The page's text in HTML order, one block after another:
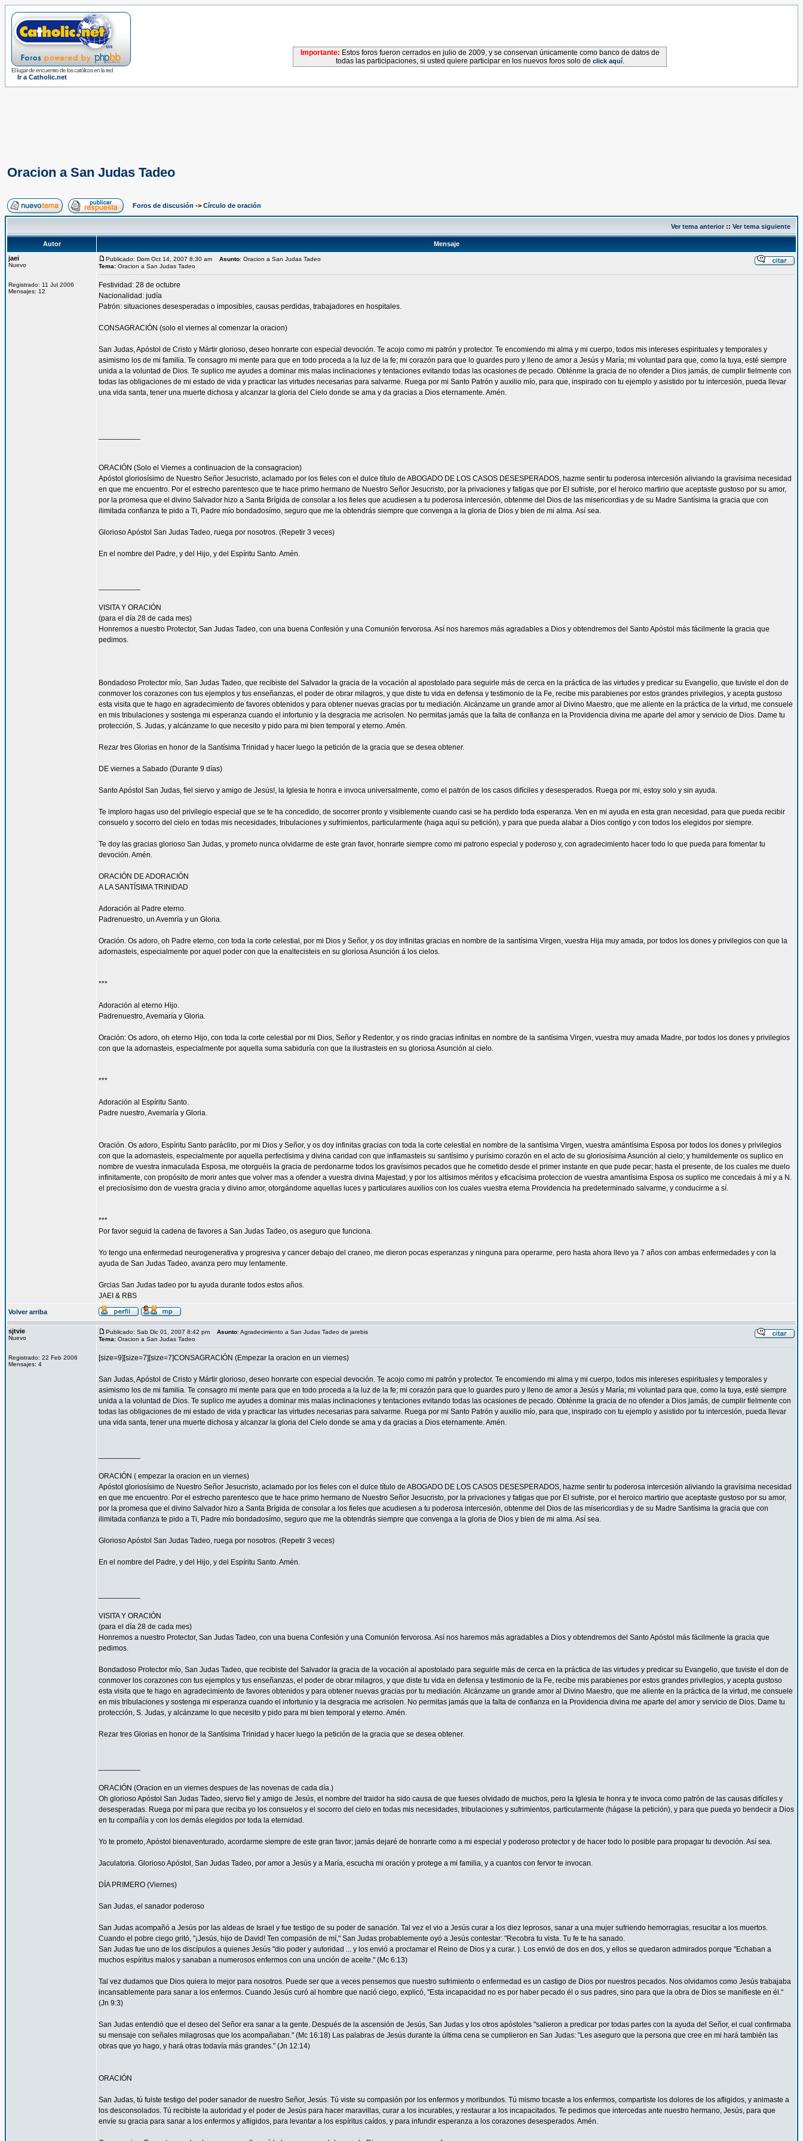
El lugar de encuentro de los católicos en la red
Ir a Catholic.net
Importante: Estos foros fueron cerrados en julio de 2009, y se conservan únicamente como banco de datos de
todas las participaciones, si usted quiere participar en los nuevos foros solo de click aquí.
Oracion a San Judas Tadeo
Foros de discusión -> Círculo de oración
Ver tema anterior:: Ver tema siguiente
Autor
Mensaje
jaei
Nuevo
Registrado: 11 Jul 2006
Mensajes: 12
Publicado: Dom Oct 14, 2007 8:30 am Asunto: Oracion a San Judas Tadeo
Tema: Oracion a San Judas Tadeo
Festividad: 28 de octubre
Nacionalidad: judía
Patrón: situaciones desesperadas o imposibles, causas perdidas, trabajadores en hospitales.
CONSAGRACIÓN (solo el viernes al comenzar la oracion)
San Judas, Apóstol de Cristo y Mártir glorioso, deseo honrarte con especial devoción. Te acojo como mi patrón y protector. Te encomiendo mi alma y mi cuerpo, todos mis intereses espirituales y temporales y
asimismo los de mi familia. Te consagro mi mente para que en todo proceda a la luz de la fe; mi corazón para que lo guardes puro y lleno de amor a Jesús y María; mi voluntad para que, como la tuya, esté siempre
unida a la voluntad de Dios. Te suplico me ayudes a dominar mis malas inclinaciones y tentaciones evitando todas las ocasiones de pecado. Obténme la gracia de no ofender a Dios jamás, de cumplir fielmente con
todas las obligaciones de mi estado de vida y practicar las virtudes necesarias para salvarme. Ruega por mi Santo Patrón y auxilio mío, para que, inspirado con tu ejemplo y asistido por tu intercesión, pueda llevar
una vida santa, tener una muerte dichosa y alcanzar la gloria del Cielo donde se ama y da gracias a Dios eternamente. Amén.
ORACIÓN (Solo el Viernes a continuacion de la consagracion)
Apóstol gloriosísimo de Nuestro Señor Jesucristo, aclamado por los fieles con el dulce título de ABOGADO DE LOS CASOS DESESPERADOS, hazme sentir tu poderosa intercesión aliviando la gravísima necesidad
en que me encuentro. Por el estrecho parentesco que te hace primo hermano de Nuestro Señor Jesucristo, por la privaciones y fatigas que por El sufriste, por el heroico martirio que aceptaste gustoso por su amor,
por la promesa que el divino Salvador hizo a Santa Brígida de consolar a los fieles que acudiesen a tu poderosa intercesión, obtenme del Dios de las misericordias y de su Madre Santísima la gracia que con
ilimitada confianza te pido a Ti, Padre mío bondadosímo, seguro que me la obtendrás siempre que convenga a la gloria de Dios y bien de mi alma. Así sea.
Glorioso Apóstol San Judas Tadeo, ruega por nosotros. (Repetir 3 veces)
En el nombre del Padre, y del Hijo, y del Espíritu Santo. Amén.
VISITA Y ORACIÓN
(para el día 28 de cada mes)
Honremos a nuestro Protector, San Judas Tadeo, con una buena Confesión y una Comunión fervorosa. Así nos haremos más agradables a Dios y obtendremos del Santo Apóstol más fácilmente la gracia que
pedimos.
Bondadoso Protector mío, San Judas Tadeo, que recibiste del Salvador la gracia de la vocación al apostolado para seguirle más de cerca en la práctica de las virtudes y predicar su Evangelio, que tuviste el don de
conmover los corazones con tus ejemplos y tus enseñanzas, el poder de obrar milagros, y que diste tu vida en defensa y testimonio de la Fe, recibe mis parabienes por estos grandes privilegios, y acepta gustoso
esta visita que te hago en agradecimiento de favores obtenidos y para obtener nuevas gracias por tu mediación. Alcánzame un grande amor al Divino Maestro, que me aliente en la práctica de la virtud, me consuele
en mis tribulaciones y sostenga mi esperanza cuando el infortunio y la desgracia me acrisolen. No permitas jamás que la falta de confianza en la Providencia divina me aparte del amor y servicio de Dios. Dame tu
protección, S. Judas, y alcánzame lo que necesito y pido para mi bien temporal y eterno. Amén.
Rezar tres Glorias en honor de la Santísima Trinidad y hacer luego la petición de la gracia que se desea obtener.
DE viernes a Sabado (Durante 9 días)
Santo Apóstol San Judas, fiel siervo y amigo de Jesús!, la Iglesia te honra e invoca universalmente, como el patrón de los casos difíciles y desesperados. Ruega por mi, estoy solo y sin ayuda.
Te imploro hagas uso del privilegio especial que se te ha concedido, de socorrer pronto y visiblemente cuando casi se ha perdido toda esperanza. Ven en mi ayuda en esta gran necesidad, para que pueda recibir
consuelo y socorro del cielo en todas mis necesidades, tribulaciones y sufrimientos, particularmente (haga aquí su petición), y para que pueda alabar a Dios contigo y con todos los elegidos por siempre.
Te doy las gracias glorioso San Judas, y prometo nunca olvidarme de este gran favor, honrarte siempre como mi patrono especial y poderoso y, con agradecimiento hacer todo lo que pueda para fomentar tu
devoción. Amén.
ORACIÓN DE ADORACIÓN
A LA SANTÍSIMA TRINIDAD
Adoración al Padre eterno.
Padrenuestro, un Avemría y un Gloria.
Oración. Os adoro, oh Padre eterno, con toda la corte celestial, por mi Dios y Señor, y os doy infinitas gracias en nombre de la santísima Virgen, vuestra Hija muy amada, por todos los dones y privilegios con que la
adornasteis, especialmente por aquel poder con que la enaltecisteis en su gloriosa Asunción á los cielos.
***
Adoración al eterno Hijo.
Padrenuestro, Avemaría y Gloria.
Oración: Os adoro, oh eterno Hijo, con toda la corte celestial por mi Dios, Señor y Redentor, y os rindo gracias infinitas en nombre de la santísima Virgen, vuestra muy amada Madre, por todos los dones y privilegios
con que la adornasteis, especialmente por aquella suma sabiduría con que la ilustrasteis en su gloriosa Asunción al cielo.
***
Adoración al Espíritu Santo.
Padre nuestro, Avemaría y Gloria.
Oración. Os adoro, Espíritu Santo paráclito, por mi Dios y Señor, y os doy infinitas gracias con toda la corte celestial en nombre de la santísima Virgen, vuestra amántísima Esposa por todos los dones y privilegios
con que la adornasteis, especialmente por aquella perfectísima y divina caridad con que inflamasteis su santísimo y purísimo corazón en el acto de su gloriosísima Asunción al cielo; y humildemente os suplico en
nombre de vuestra inmaculada Esposa, me otorguéis la gracia de perdonarme todos los gravísimos pecados que he cometido desde el primer instante en que pude pecar; hasta el presente, de los cuales me duelo
infinitamente, con propósito de morir antes que volver mas a ofender a vuestra divina Majestad; y por los altísimos méritos y eficacísima proteccion de vuestra amantísima Esposa os suplico me concedais á mí y a N.
el preciosísimo don de vuestra gracia y divino amor, otorgándome aquellas luces y particulares auxilios con los cuales vuestra eterna Providencia ha predeterminado salvarme, y conducirme a sí.
***
Por favor seguid la cadena de favores a San Judas Tadeo, os aseguro que funciona.
Yo tengo una enfermedad neurogenerativa y progresiva y cancer debajo del craneo, me dieron pocas esperanzas y ninguna para operarme, pero hasta ahora llevo ya 7 años con ambas enfermedades y con la
ayuda de San Judas Tadeo, avanza pero muy lentamente.
Grcias San Judas tadeo por tu ayuda durante todos estos años.
JAEI & RBS
Volver arriba
sjtvie
Nuevo
Registrado: 22 Feb 2006
Mensajes: 4
Publicado: Sab Dic 01, 2007 8:42 pm Asunto: Agradecimiento a San Judas Tadeo de jarebis
Tema: Oracion a San Judas Tadeo
[size=9][size=7][size=7]CONSAGRACIÓN (Empezar la oracion en un viernes)
San Judas, Apóstol de Cristo y Mártir glorioso, deseo honrarte con especial devoción. Te acojo como mi patrón y protector. Te encomiendo mi alma y mi cuerpo, todos mis intereses espirituales y temporales y
asimismo los de mi familia. Te consagro mi mente para que en todo proceda a la luz de la fe; mi corazón para que lo guardes puro y lleno de amor a Jesús y María; mi voluntad para que, como la tuya, esté siempre
unida a la voluntad de Dios. Te suplico me ayudes a dominar mis malas inclinaciones y tentaciones evitando todas las ocasiones de pecado. Obténme la gracia de no ofender a Dios jamás, de cumplir fielmente con
todas las obligaciones de mi estado de vida y practicar las virtudes necesarias para salvarme. Ruega por mi Santo Patrón y auxilio mío, para que, inspirado con tu ejemplo y asistido por tu intercesión, pueda llevar
una vida santa, tener una muerte dichosa y alcanzar la gloria del Cielo donde se ama y da gracias a Dios eternamente. Amén.
ORACIÓN ( empezar la oracion en un viernes)
Apóstol gloriosísimo de Nuestro Señor Jesucristo, aclamado por los fieles con el dulce título de ABOGADO DE LOS CASOS DESESPERADOS, hazme sentir tu poderosa intercesión aliviando la gravísima necesidad
en que me encuentro. Por el estrecho parentesco que te hace primo hermano de Nuestro Señor Jesucristo, por la privaciones y fatigas que por El sufriste, por el heroico martirio que aceptaste gustoso por su amor,
por la promesa que el divino Salvador hizo a Santa Brígida de consolar a los fieles que acudiesen a tu poderosa intercesión, obtenme del Dios de las misericordias y de su Madre Santísima la gracia que con
ilimitada confianza te pido a Ti, Padre mío bondadosímo, seguro que me la obtendrás siempre que convenga a la gloria de Dios y bien de mi alma. Así sea.
Glorioso Apóstol San Judas Tadeo, ruega por nosotros. (Repetir 3 veces)
En el nombre del Padre, y del Hijo, y del Espíritu Santo. Amén.
VISITA Y ORACIÓN
(para el día 28 de cada mes)
Honremos a nuestro Protector, San Judas Tadeo, con una buena Confesión y una Comunión fervorosa. Así nos haremos más agradables a Dios y obtendremos del Santo Apóstol más fácilmente la gracia que
pedimos.
Bondadoso Protector mío, San Judas Tadeo, que recibiste del Salvador la gracia de la vocación al apostolado para seguirle más de cerca en la práctica de las virtudes y predicar su Evangelio, que tuviste el don de
conmover los corazones con tus ejemplos y tus enseñanzas, el poder de obrar milagros, y que diste tu vida en defensa y testimonio de la Fe, recibe mis parabienes por estos grandes privilegios, y acepta gustoso
esta visita que te hago en agradecimiento de favores obtenidos y para obtener nuevas gracias por tu mediación. Alcánzame un grande amor al Divino Maestro, que me aliente en la práctica de la virtud, me consuele
en mis tribulaciones y sostenga mi esperanza cuando el infortunio y la desgracia me acrisolen. No permitas jamás que la falta de confianza en la Providencia divina me aparte del amor y servicio de Dios. Dame tu
protección, S. Judas, y alcánzame lo que necesito y pido para mi bien temporal y eterno. Amén.
Rezar tres Glorias en honor de la Santísima Trinidad y hacer luego la petición de la gracia que se desea obtener.
ORACIÓN (Oracion en un viernes despues de las novenas de cada día.)
Oh glorioso Apóstol San Judas Tadeo, siervo fiel y amigo de Jesús, el nombre del traidor ha sido causa de que fueses olvidado de muchos, pero la Iglesia te honra y te invoca como patrón de las causas difíciles y
desesperadas. Ruega por mí para que reciba yo los consuelos y el socorro del cielo en todas mis necesidades, tribulaciones y sufrimientos, particularmente (hágase la petición), y para que pueda yo bendecir a Dios
en tu compañía y con los demás elegidos por toda la eternidad.
Yo te prometo, Apóstol bienaventurado, acordarme siempre de este gran favor; jamás dejaré de honrarte como a mi especial y poderoso protector y de hacer todo lo posible para propagar tu devoción. Así sea.
Jaculatoria. Glorioso Apóstol, San Judas Tadeo, por amor a Jesús y a María, escucha mi oración y protege a mi familia, y a cuantos con fervor te invocan.
DÍA PRIMERO (Viernes)
San Judas, el sanador poderoso
San Judas acompañó a Jesús por las aldeas de Israel y fue testigo de su poder de sanación. Tal vez el vio a Jesús curar a los diez leprosos, sanar a una mujer sufriendo hemorragias, resucitar a los muertos.
Cuando el pobre ciego gritó, "¡Jesús, hijo de David! Ten compasión de mí," San Judas probablemente oyó a Jesús contestar: "Recobra tu vista. Tu fe te ha sanado.
San Judas fue uno de los discípulos a quienes Jesús "dio poder y autoridad ... y los envió a proclamar el Reino de Dios y a curar. ). Los envió de dos en dos, y ellos se quedaron admirados porque "Echaban a
muchos espíritus malos y sanaban a numerosos enfermos con una unción de aceite." (Mc 6:13)
Tal vez dudamos que Dios quiera lo mejor para nosotros. Puede ser que a veces pensemos que nuestro sufrimiento o enfermedad es un castigo de Dios por nuestros pecados. Nos olvidamos como Jesús trabajaba
incansablemente para sanar a los enfermos. Cuando Jesús curó al hombre que nació ciego, explicó, "Esta incapacidad no es por haber pecado él o sus padres, sino para que la obra de Dios se manifieste en él."
(Jn 9:3)
San Judas entendió que el deseo del Señor era sanar a la gente. Después de la ascensión de Jesús, San Judas y los otros apóstoles "salieron a predicar por todas partes con la ayuda del Señor, el cual confirmaba
su mensaje con señales milagrosas que los acompañaban." (Mc 16:18) Las palabras de Jesús durante la última cena se cumplieron en San Judas: "Les aseguro que la persona que cree en mi hará también las
obras que yo hago, y hará otras todavía más grandes." (Jn 12:14)
ORACIÓN
San Judas, tú fuiste testigo del poder sanador de nuestro Señor, Jesús. Tú viste su compasión por los enfermos y moribundos. Tú mismo tocaste a los enfermos, compartiste los dolores de los afligidos, y animaste a
los desconsolados. Tú recibiste la autoridad y el poder de Jesús para hacer maravillas, curar a los incurables, y restaurar a los incapacitados. Te pedimos que intercedas ante nuestro hermano, Jesús, para que
envíe su gracia para sanar a los enfermos y afligidos, para levantar a los espíritus caídos, y para infundir esperanza a los corazones desesperados. Amén.